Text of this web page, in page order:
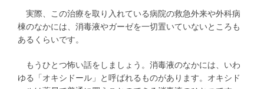
実際、この治療を取り入れている病院の救急外来や外科病
棟のなかには、消毒液やガーゼを一切置いていないところも
あるくらいです。
もうひとつ怖い話をしましょう。消毒液のなかには、いわ
ゆる「オキシドール」と呼ばれるものがあります。オキシド